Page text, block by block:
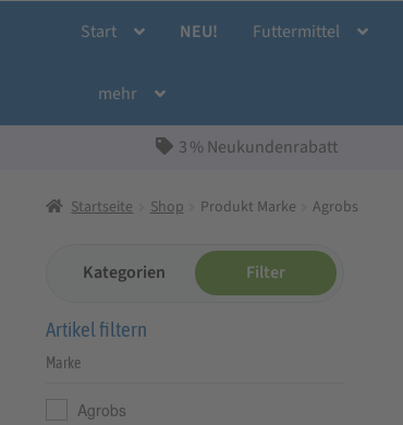
Start NEU! Futtermittel
mehr
3 % Neukundenrabatt
Startseite Shop Produkt Marke Agrobs
Kategorien Filter
Artikel filtern
Marke
Agrobs